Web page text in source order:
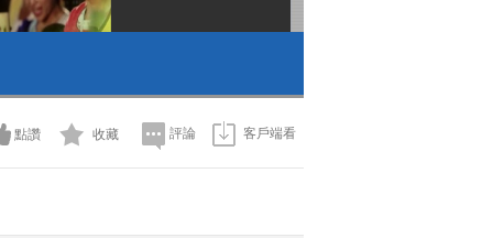
2017-04-18 01:41:21
长白民俗风情
點讚 收藏 評論 客戶端看